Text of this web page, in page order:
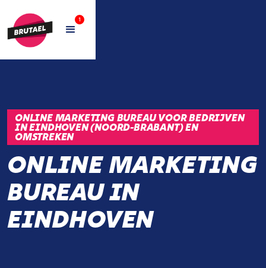
1
ONLINE MARKETING BUREAU VOOR BEDRIJVEN
IN EINDHOVEN (NOORD-BRABANT) EN
OMSTREKEN
ONLINE MARKETING
BUREAU IN
EINDHOVEN